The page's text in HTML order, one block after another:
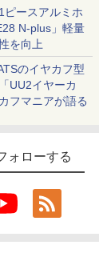
ピースアルミホ
N-plus」軽量
を向上
のイヤカフ型
UU2イヤーカ
フマニアが語る
ォローする